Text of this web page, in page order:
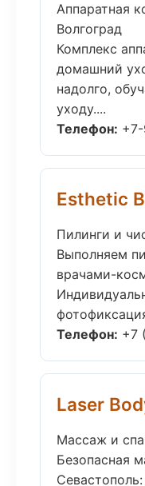
Аппаратная
Волгоград
Комплекс
домашний
надолго,
уходу....
Телефон:
Esthetic
Пилинги и
Выполняем
врачами-
Телефон: +7
Laser
Массаж и
Безопасная